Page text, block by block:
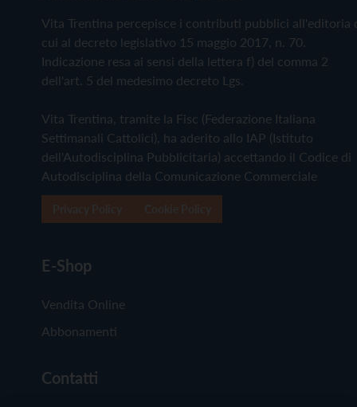
Vita Trentina percepisce i contributi pubblici all'editoria
cui al decreto legislativo 15 maggio 2017, n. 70.
Indicazione resa ai sensi della lettera f) del comma 2
dell'art. 5 del medesimo decreto Lgs.
Vita Trentina, tramite la Fisc (Federazione Italiana
Settimanali Cattolici), ha aderito allo IAP (Istituto
dell'Autodisciplina Pubblicitaria) accettando il Codice di
Autodisciplina della Comunicazione Commerciale
E-Shop
Vendita Online
Abbonamenti
Contatti